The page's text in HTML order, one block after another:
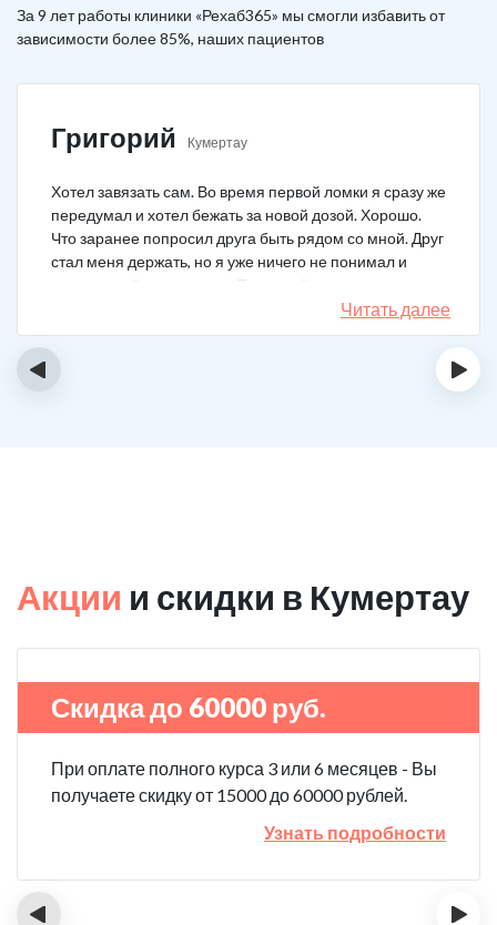
За 9 лет работы клиники «Рехаб365» мы смогли избавить от
зависимости более 85%, наших пациентов
Григорий Кумертау
Хотел завязать сам. Во время первой ломки я сразу же
передумал и хотел бежать за новой дозой. Хорошо.
Что заранее попросил друга быть рядом со мной. Друг
стал меня держать, но я уже ничего не понимал и
начал силой вырываться. Тогда мой товарищ просто
связан меня и позвонил в клинику. На дом приехал
нарколог, мне сделали какую-то капельницу, после
для прохождения курса реабилитации, так я и сделал.
Читать далее
‹ ›
Акции и скидки в Кумертау
Скидка до 60000 руб.
При оплате полного курса 3 или 6 месяцев - Вы
получаете скидку от 15000 до 60000 рублей.
Узнать подробности
‹ ›